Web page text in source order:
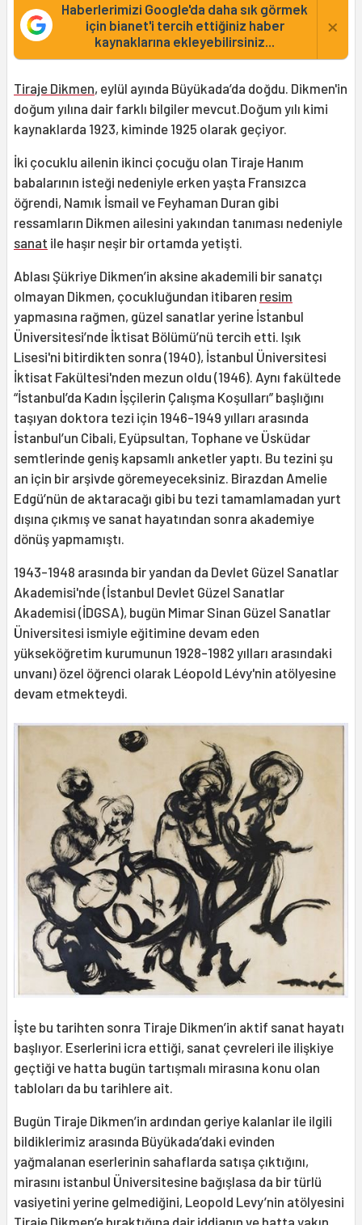
Haberlerimizi Google'da daha sık görmek
için bianet'i tercih ettiğiniz haber
kaynaklarına ekleyebilirsiniz...
×
Tiraje Dikmen, eylül ayında Büyükada’da doğdu. Dikmen'in
doğum yılına dair farklı bilgiler mevcut.Doğum yılı kimi
kaynaklarda 1923, kiminde 1925 olarak geçiyor.
İki çocuklu ailenin ikinci çocuğu olan Tiraje Hanım
babalarının isteği nedeniyle erken yaşta Fransızca
öğrendi, Namık İsmail ve Feyhaman Duran gibi
ressamların Dikmen ailesini yakından tanıması nedeniyle
sanat ile haşır neşir bir ortamda yetişti.
Ablası Şükriye Dikmen’in aksine akademili bir sanatçı
olmayan Dikmen, çocukluğundan itibaren resim
yapmasına rağmen, güzel sanatlar yerine İstanbul
Üniversitesi’nde İktisat Bölümü’nü tercih etti. Işık
Lisesi'ni bitirdikten sonra (1940), İstanbul Üniversitesi
İktisat Fakültesi'nden mezun oldu (1946). Aynı fakültede
“İstanbul’da Kadın İşçilerin Çalışma Koşulları” başlığını
taşıyan doktora tezi için 1946-1949 yılları arasında
İstanbul’un Cibali, Eyüpsultan, Tophane ve Üsküdar
semtlerinde geniş kapsamlı anketler yaptı. Bu tezini şu
an için bir arşivde göremeyeceksiniz. Birazdan Amelie
Edgü’nün de aktaracağı gibi bu tezi tamamlamadan yurt
dışına çıkmış ve sanat hayatından sonra akademiye
dönüş yapmamıştı.
1943-1948 arasında bir yandan da Devlet Güzel Sanatlar
Akademisi'nde (İstanbul Devlet Güzel Sanatlar
Akademisi (İDGSA), bugün Mimar Sinan Güzel Sanatlar
Üniversitesi ismiyle eğitimine devam eden
yükseköğretim kurumunun 1928-1982 yılları arasındaki
unvanı) özel öğrenci olarak Léopold Lévy'nin atölyesine
devam etmekteydi.
İşte bu tarihten sonra Tiraje Dikmen’in aktif sanat hayatı
başlıyor. Eserlerini icra ettiği, sanat çevreleri ile ilişkiye
geçtiği ve hatta bugün tartışmalı mirasına konu olan
tabloları da bu tarihlere ait.
Bugün Tiraje Dikmen’in ardından geriye kalanlar ile ilgili
bildiklerimiz arasında Büyükada’daki evinden
yağmalanan eserlerinin sahaflarda satışa çıktığını,
mirasını istanbul Üniversitesine bağışlasa da bir türlü
vasiyetini yerine gelmediğini, Leopold Levy’nin atölyesini
Tiraje Dikmen’e bıraktığına dair iddianın ve hatta yakın